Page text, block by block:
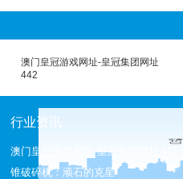
澳门皇冠游戏网址-皇冠集团网址
442
行业资讯
澳门皇冠游戏网址-皇冠集团网址442
锥破碎机：顽石的克星